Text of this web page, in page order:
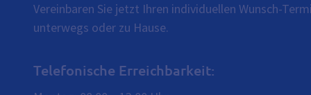
Vereinbaren Sie jetzt Ihren individuellen Wunsch-
unterwegs oder zu Hause.
Telefonische Erreichbarkeit: